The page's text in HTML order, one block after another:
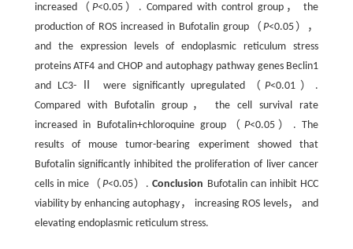
increased（P<0.05）. Compared with control group， the
production of ROS increased in Bufotalin group（ P<0.05），
and the expression levels of endoplasmic reticulum stress
proteins ATF4 and CHOP and autophagy pathway genes Beclin1
and LC3-Ⅱ were significantly upregulated（P<0.01）.
Compared with Bufotalin group， the cell survival rate
increased in Bufotalin+chloroquine group（ P<0.05）. The
results of mouse tumor-bearing experiment showed that
Bufotalin significantly inhibited the proliferation of liver cancer
cells in mice（ P<0.05）.Conclusion Bufotalin can inhibit HCC
viability by enhancing autophagy， increasing ROS levels， and
elevating endoplasmic reticulum stress.